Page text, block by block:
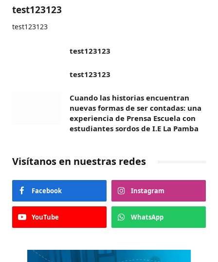
test123123
test123123
test123123
test123123
Cuando las historias encuentran
nuevas formas de ser contadas: una
experiencia de Prensa Escuela con
estudiantes sordos de I.E La Pamba
Visítanos en nuestras redes
Facebook Instagram
YouTube WhatsApp